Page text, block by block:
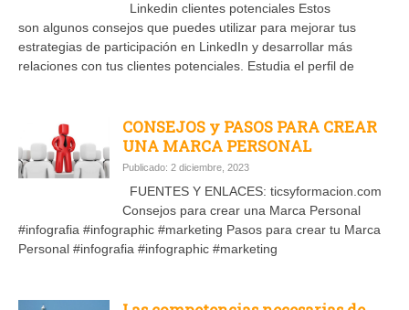
Linkedin clientes potenciales Estos
son algunos consejos que puedes utilizar para mejorar tus
estrategias de participación en LinkedIn y desarrollar más
relaciones con tus clientes potenciales. Estudia el perfil de
CONSEJOS y PASOS PARA CREAR
UNA MARCA PERSONAL
Publicado: 2 diciembre, 2023
FUENTES Y ENLACES: ticsyformacion.com
Consejos para crear una Marca Personal
#infografia #infographic #marketing Pasos para crear tu Marca
Personal #infografia #infographic #marketing